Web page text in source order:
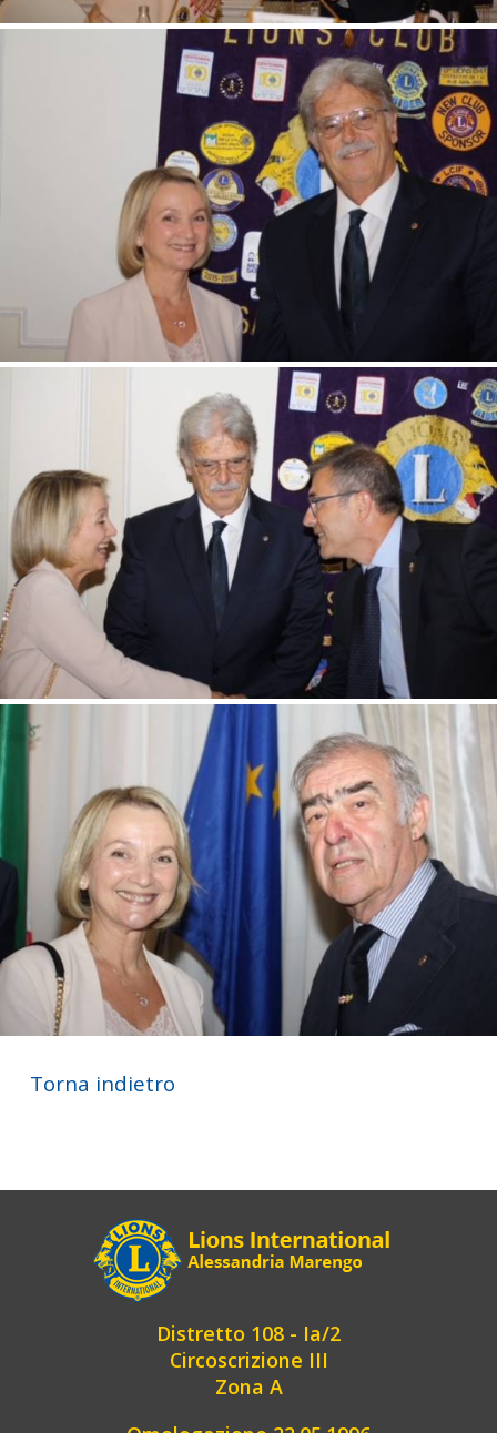
Torna indietro
Distretto 108 - Ia/2
Circoscrizione III
Zona A